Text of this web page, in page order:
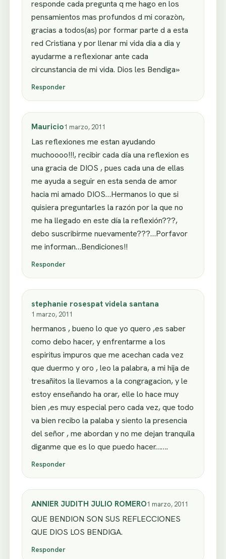
responde cada pregunta q me hago en los
pensamientos mas profundos d mi corazòn,
gracias a todos(as) por formar parte d a esta
red Cristiana y por llenar mi vida dia a dia y
ayudarme a reflexionar ante cada
circunstancia de mi vida. Dios les Bendiga»
Responder
Mauricio1 marzo, 2011
Las reflexiones me estan ayudando
muchoooo!!!, recibir cada día una reflexion es
una gracia de DIOS , pues cada una de ellas
me ayuda a seguir en esta senda de amor
hacia mi amado DIOS…Hermanos lo que si
quisiera preguntarles la razón por la que no
me ha llegado en este día la reflexión???,
debo suscribirme nuevamente???…Porfavor
me informan…Bendiciones!!
Responder
stephanie rosespat videla santana
1 marzo, 2011
hermanos , bueno lo que yo quero ,es saber
como debo hacer, y enfrentarme a los
espiritus impuros que me acechan cada vez
que duermo y oro , leo la palabra, a mi hija de
tresañitos la llevamos a la congragacion, y le
estoy enseñando ha orar, elle lo hace muy
bien ,es muy especial pero cada vez, que todo
va bien recibo la palaba y siento la presencia
del señor , me abordan y no me dejan tranquila
diganme que es lo que puedo hacer…….
Responder
ANNIER JUDITH JULIO ROMERO1 marzo, 2011
QUE BENDION SON SUS REFLECCIONES
QUE DIOS LOS BENDIGA.
Responder